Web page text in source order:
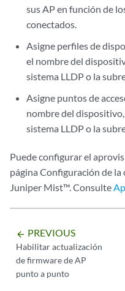
sus AP en función de
conectados.
Asigne perfiles de
el nombre del
sistema LLDP o la
Asigne puntos de
nombre del
sistema LLDP o la
Puede configurar el
página Configuración de
Juniper Mist™. Consulte
arrow_backward PREVIOUS
Habilitar actualización
de firmware de AP
punto a punto